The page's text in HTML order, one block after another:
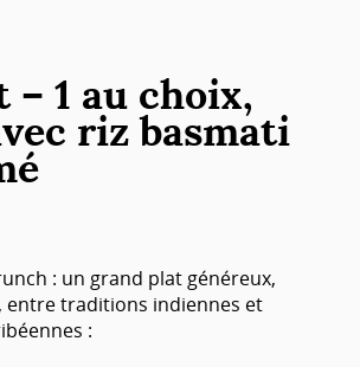
– 1 au choix,
riz basmati
: un grand plat généreux,
entre traditions indiennes et
: